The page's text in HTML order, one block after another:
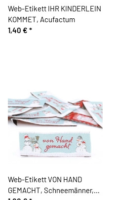
Web-Etikett IHR KINDERLEIN
KOMMET, Acufactum
1,40 € *
Web-Etikett VON HAND
GEMACHT, Schneemänner,